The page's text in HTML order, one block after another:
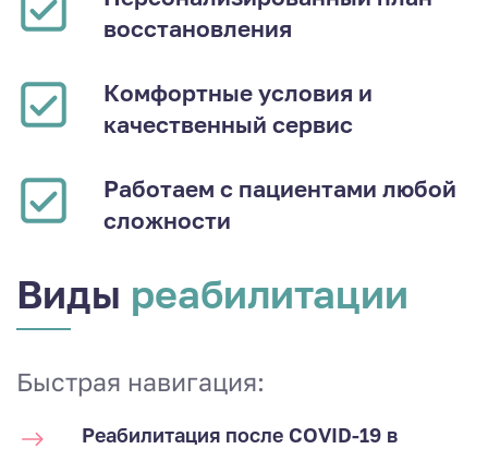
восстановления
Комфортные условия и
качественный сервис
Работаем с пациентами любой
сложности
Виды реабилитации
Быстрая навигация:
Реабилитация после COVID-19 в